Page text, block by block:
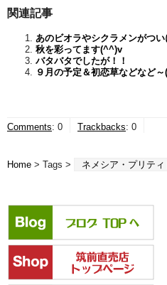
関連記事
あのビオラやシクラメンがつい
秋を彩ってます(^^)v
バタバタでしたが！！
９月の予定＆初恋草などなど
Comments: 0 Trackbacks: 0
Home > Tags > ネメシア・プリテ